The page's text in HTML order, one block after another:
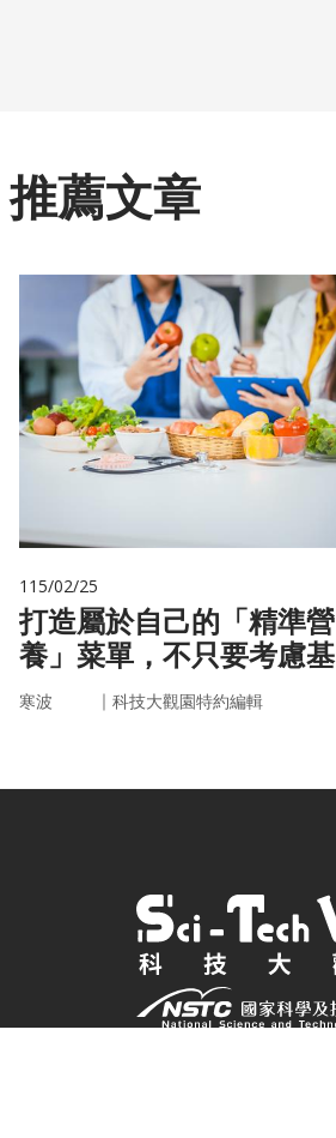
推薦文章
115/02/25
打造屬於自己的「精準營
養」菜單，不只要考慮基
因，關鍵更在腸道微生物
寒波 ｜ 科技大觀園特約編輯